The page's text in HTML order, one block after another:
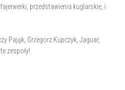
przedstawienia kuglarskie, i
Pająk, Grzegorz Kupczyk, Jaguar,
zespoły!